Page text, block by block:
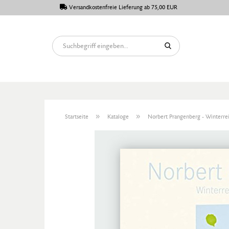
Versandkostenfreie Lieferung ab 75,00 EUR
Startseite » Kataloge » Norbert Prangenberg -